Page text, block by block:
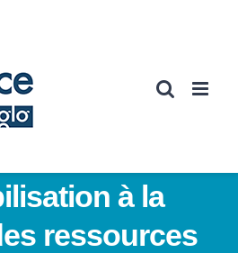
à la
ressources